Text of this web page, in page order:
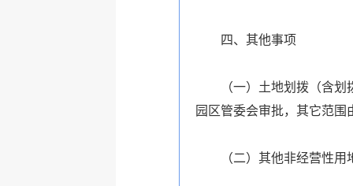
四、其他事项
（一）土地划拨（含
园区管委会审批，其它范
（二）其他非经营性